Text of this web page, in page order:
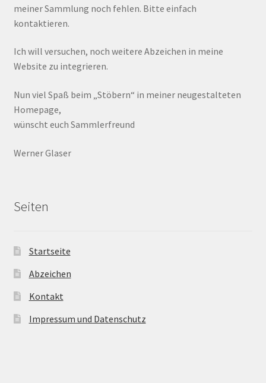
meiner Sammlung noch fehlen. Bitte einfach
kontaktieren.
Ich will versuchen, noch weitere Abzeichen in meine
Website zu integrieren.
Nun viel Spaß beim „Stöbern“ in meiner neugestalteten
Homepage,
wünscht euch Sammlerfreund
Werner Glaser
Seiten
Startseite
Abzeichen
Kontakt
Impressum und Datenschutz